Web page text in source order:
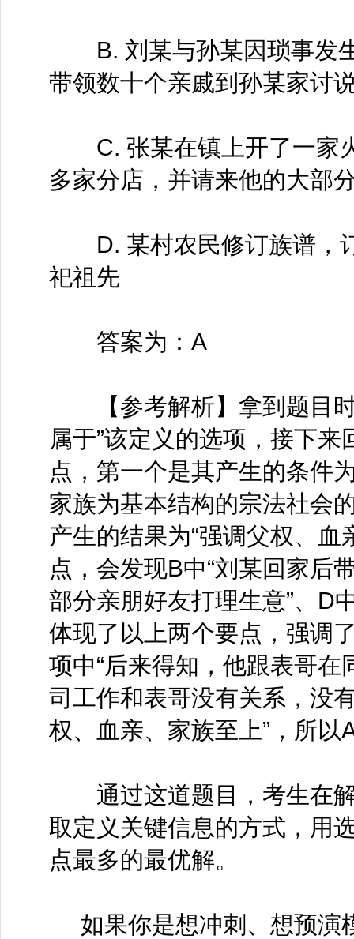
B. 刘某与孙某因琐事发生
带领数十个亲戚到孙某家讨
C. 张某在镇上开了一家
多家分店，并请来他的大部
D. 某村农民修订族谱，
祀祖先
答案为：A
【参考解析】拿到题目时
属于”该定义的选项，接下
点，第一个是其产生的条件
家族为基本结构的宗法社会
产生的结果为“强调父权、
点，会发现B中“刘某回家后
部分亲朋好友打理生意”、D
体现了以上两个要点，强调
项中“后来得知，他跟表哥在
司工作和表哥没有关系，没
权、血亲、家族至上”，所以
通过这道题目，考生在解
取定义关键信息的方式，用
点最多的最优解。
如果你是想冲刺、想预演